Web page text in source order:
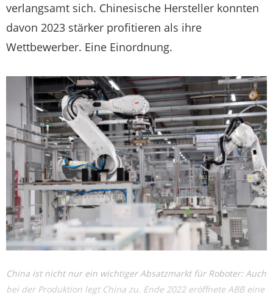
verlangsamt sich. Chinesische Hersteller konnten
davon 2023 stärker profitieren als ihre
Wettbewerber. Eine Einordnung.
China ist nicht nur ein wichtiger Absatzmarkt für Roboter: Auch
bei der Produktion legt China zu. Ende 2022 eröffnete ABB eine